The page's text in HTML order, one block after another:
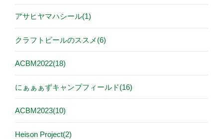
アサヒヤマハシール(1)
クラフトビールのススメ(6)
ACBM2022(18)
にぁぁぁずキャンプフィールド(16)
ACBM2023(10)
Heison Project(2)